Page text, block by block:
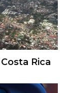
Rica